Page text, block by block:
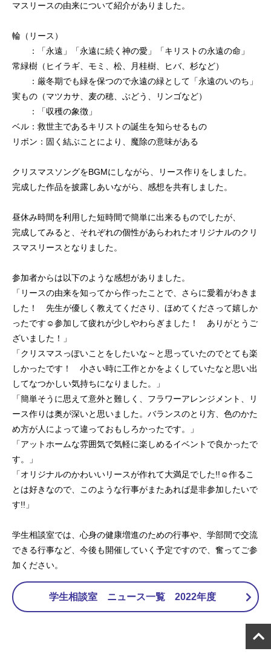
マスリースの由来について紹介がありました。
輪（リース）
：「永遠」「永遠に続く神の愛」「キリストの永遠の命」
常緑樹（ヒイラギ、モミ、松、月桂樹、ヒバ、杉など）
：厳冬期でも緑を保つので永遠の緑として「永遠のいのち」
実もの（マツカサ、麦の穂、ぶどう、リンゴなど）
：「収穫の象徴」
ベル：救世主であるキリストの誕生を知らせるもの
リボン：固く結ぶことにより、魔除の意味がある
クリスマスソングをBGMにしながら、リース作りをしました。
完成した作品を披露しあいながら、感想を共有しました。
昼休み時間を利用した短時間で簡単に出来るものでしたが、
完成してみると、それぞれの個性があらわれたオリジナルのクリ
スマスリースとなりました。
参加者からは以下のような感想がありました。
「リースの由来を知ってから作ったことで、さらに愛着がわきま
した！ 先生が優しく教えてくださり、ほめてくださって嬉しか
ったです☺参加して疲れが少しやわらぎました！ ありがとうご
ざいました！」
「クリスマスっぽいことをしたいな～と思っていたのでとても楽
しかったです！ 小さい時に工作とかをよくしていたなと思い出
してなつかしい気持ちになりました。」
「簡単そうに思えて意外と難しく、フラワーアレンジメント、リ
ース作りは奥が深いと思いました。バランスのとり方、色のかた
め方が人によって違っておもしろかったです。」
「アットホームな雰囲気で気軽に楽しめるイベントで良かったで
す。」
「オリジナルのかわいいリースが作れて大満足でした!!☺作るこ
とは好きなので、このような行事がまたあれば是非参加したいで
す!!」
学生相談室では、心身の健康増進のための行事や、学部間で交流
できる行事など、今後も開催していく予定ですので、奮ってご参
加ください。
学生相談室 ニュース一覧 2022年度